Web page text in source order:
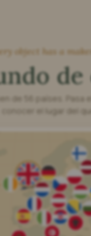
object has a
de 56 países. Pasa
conocer el lugar del